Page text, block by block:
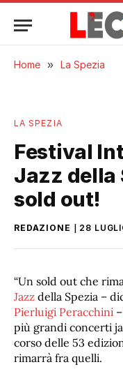
Home » La Spezia
LA SPEZIA
Festival
Jazz della
sold out!
REDAZIONE 28
“Un sold out che
Jazz della Spezia –
Pierluigi Peracchini
più grandi concerti
corso delle 53
rimarrà fra quelli.